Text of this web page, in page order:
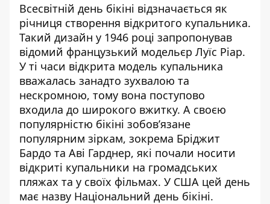
Всесвітній день бікіні відзначається як
річниця створення відкритого купальника.
Такий дизайн у 1946 році запропонував
відомий французький модельєр Луїс Ріар.
У ті часи відкрита модель купальника
вважалась занадто зухвалою та
нескромною, тому вона поступово
входила до широкого вжитку. А своєю
популярністю бікіні зобов’язане
популярним зіркам, зокрема Бріджит
Бардо та Аві Гарднер, які почали носити
відкриті купальники на громадських
пляжах та у своїх фільмах. У США цей день
має назву Національний день бікіні.